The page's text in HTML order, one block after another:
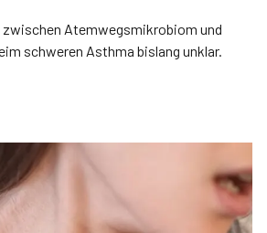
zwischen Atemwegsmikrobiom und
schweren Asthma bislang unklar.